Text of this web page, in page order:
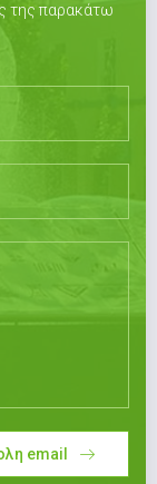
της παρακάτω
email